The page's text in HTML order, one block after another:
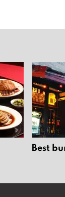
Best